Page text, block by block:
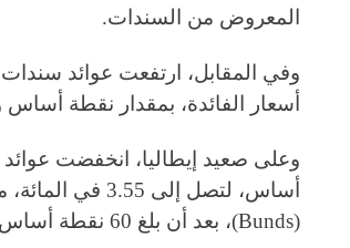
المعروض من السندات.
وفي المقابل، ارتفعت عوائد سندات
أسعار الفائدة، بمقدار نقطة أساس واحدة،
(Bunds)، بعد أن بلغ 60 نقطة أساس الأسبوع الماضي، وهو أدنى مستوى له منذ أيلول2008.